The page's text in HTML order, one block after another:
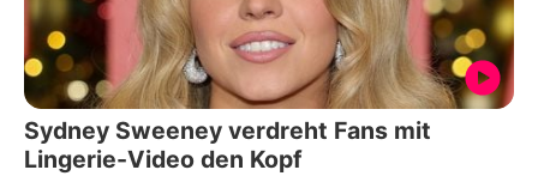
Sydney Sweeney verdreht Fans mit
Lingerie-Video den Kopf